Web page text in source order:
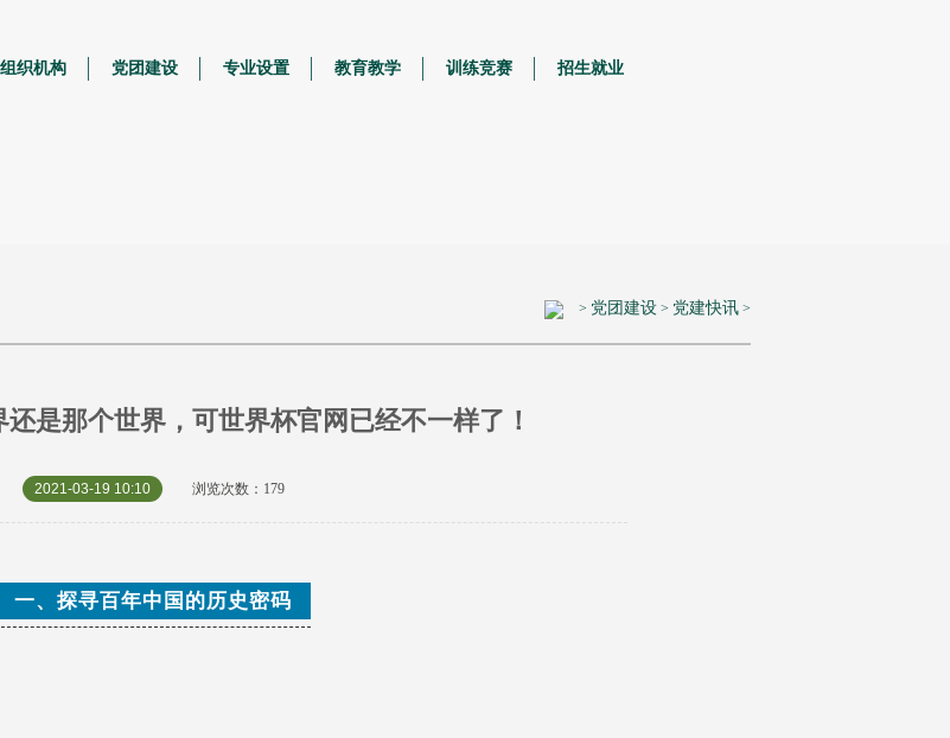
组织机构 党团建设 专业设置 教育教学 训练竞赛 招生就业
> 党团建设 > 党建快讯 >
是那个世界，可世界杯官网已经不一样了！
2021-03-19 10:10 浏览次数：179
一、探寻百年中国的历史密码